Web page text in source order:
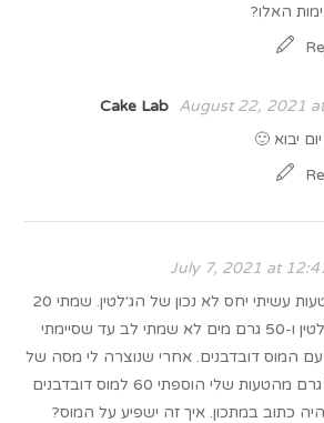
האלו?
Cake Lab
August 22, 2021
יבוא 🙂
July 7, 2021 at
היי, בטעות עשיתי יחס לא נכון של הג׳לטין. שמתי 20
גרם ג׳לטין ו-50 גרם מים לא שמתי לב עד שסיימתי
עם המוס דובדבנים. אחרי שנוצרה לי מסה של
ה-70 גרם מהטעות שלי הוספתי 60 למוס דובדבנים
כתוב במתכון. איך זה ישפיע על המוס?